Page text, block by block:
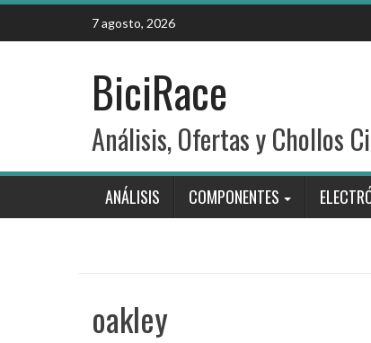
Skip
content
7 agosto, 2026
BiciRace
Análisis, Ofertas y Chollos
ANÁLISIS COMPONENTES
oakley